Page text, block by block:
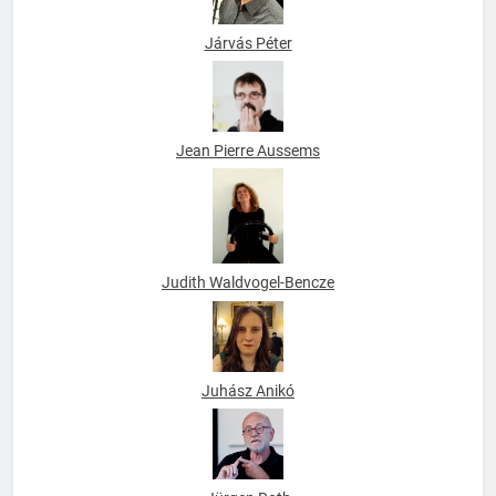
Járvás Péter
Jean Pierre Aussems
Judith Waldvogel-Bencze
Juhász Anikó